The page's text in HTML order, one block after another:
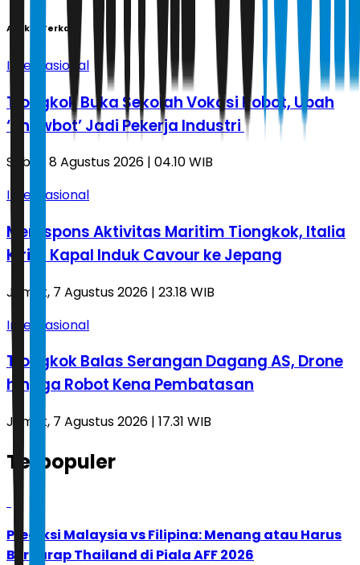
Artikel Terkait
Internasional
Tiongkok Buka Sekolah Vokasi Robot, Ubah
‘Showbot’ Jadi Pekerja Industri
Sabtu, 8 Agustus 2026 | 04.10 WIB
Internasional
Merespons Aktivitas Maritim Tiongkok, Italia
Kirim Kapal Induk Cavour ke Jepang
Jumat, 7 Agustus 2026 | 23.18 WIB
Internasional
Tiongkok Balas Serangan Dagang AS, Drone
hingga Robot Kena Pembatasan
Jumat, 7 Agustus 2026 | 17.31 WIB
Terpopuler
Prediksi Malaysia vs Filipina: Menang atau Harus
Berharap Thailand di Piala AFF 2026